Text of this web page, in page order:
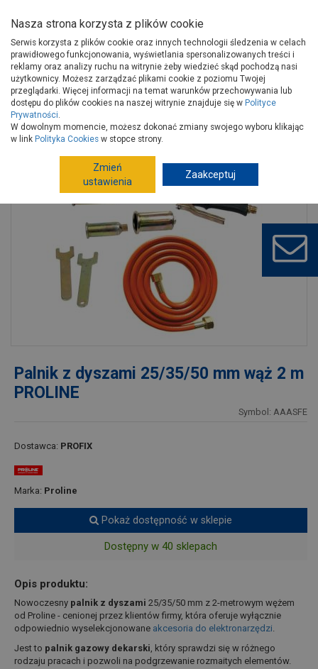
Strona główna Narzędzia
Elektronarzędzia, osprzęt
Lutownice, pistolety do kleju, opalarki
Opalarki, Palniki
Palnik z dyszami 25/35/50 mm wąż 2 m PROLINE
Palnik z dyszami 25/35/50 mm wąż 2 m
PROLINE
Symbol: AAASFE
Dostawca: PROFIX
Marka: Proline
Pokaż dostępność w sklepie
Dostępny w 40 sklepach
Opis produktu:
Nowoczesny palnik z dyszami 25/35/50 mm z 2-metrowym wężem
od Proline - cenionej przez klientów firmy, która oferuje wyłącznie
odpowiednio wyselekcjonowane akcesoria do elektronarzędzi.
Jest to palnik gazowy dekarski, który sprawdzi się w różnego
rodzaju pracach i pozwoli na podgrzewanie rozmaitych elementów.
Nasza strona korzysta z plików cookie
Serwis korzysta z plików cookie oraz innych technologii śledzenia w celach
prawidłowego funkcjonowania, wyświetlania spersonalizowanych treści i
reklamy oraz analizy ruchu na witrynie żeby wiedzieć skąd pochodzą nasi
użytkownicy. Możesz zarządzać plikami cookie z poziomu Twojej
przeglądarki. Więcej informacji na temat warunków przechowywania lub
dostępu do plików cookies na naszej witrynie znajduje się w Polityce
Prywatności.
W dowolnym momencie, możesz dokonać zmiany swojego wyboru klikając
w link Polityka Cookies w stopce strony.
Zmień
ustawienia
Zaakceptuj